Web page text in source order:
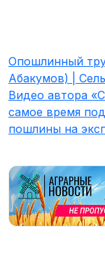
Опошлинный
Абакумов) |
Видео автора
самое время
пошлины на